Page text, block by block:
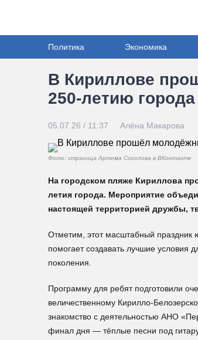
Политика Экономика
В Кириллове
250-летию города
05.07.26 / 11:37 Алёна Макарова
Фото: страница Артема Соколова в ВКонтакте
На городском пляже Кириллова
летия города. Мероприятие
настоящей территорией дружбы,
Отметим, этот масштабный праздник
помогает создавать лучшие условия
поколения.
Программу для ребят подготовили
величественному Кирилло-
знакомство с деятельностью АНО
финал дня — тёплые песни под гитару